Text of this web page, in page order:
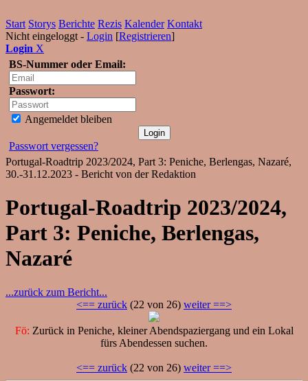
Start Storys Berichte Rezis Kalender Kontakt
Nicht eingeloggt - Login [Registrieren]
Login X
BS-Nummer oder Email:
Passwort:
Angemeldet bleiben
Passwort vergessen?
Portugal-Roadtrip 2023/2024, Part 3: Peniche, Berlengas, Nazaré,
30.-31.12.2023 - Bericht von der Redaktion
Portugal-Roadtrip 2023/2024,
Part 3: Peniche, Berlengas,
Nazaré
...zurück zum Bericht...
<== zurück (22 von 26) weiter ==>
Fö: Zurück in Peniche, kleiner Abendspaziergang und ein Lokal
fürs Abendessen suchen.
<== zurück (22 von 26) weiter ==>